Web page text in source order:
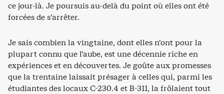
ce jour-là. Je poursuis au-delà du point où elles ont été
forcées de s’arrêter.
Je sais combien la vingtaine, dont elles n’ont pour la
plupart connu que l’aube, est une décennie riche en
expériences et en découvertes. Je goûte aux promesses
que la trentaine laissait présager à celles qui, parmi les
étudiantes des locaux C-230.4 et B-311, la frôlaient tout